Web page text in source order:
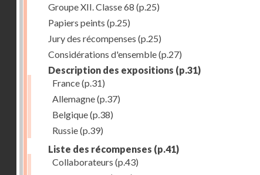
Groupe XII. Classe 68 (p.25)
Papiers peints (p.25)
Jury des récompenses (p.25)
Considérations d'ensemble(p.27)
Description des expositions (p.31)
France(p.31)
Allemagne(p.37)
Belgique(p.38)
Russie(p.39)
Liste des récompenses (p.41)
Collaborateurs (p.43)